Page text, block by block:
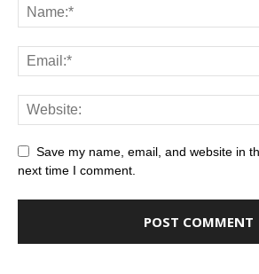
Save my name, email, and website in
next time I comment.